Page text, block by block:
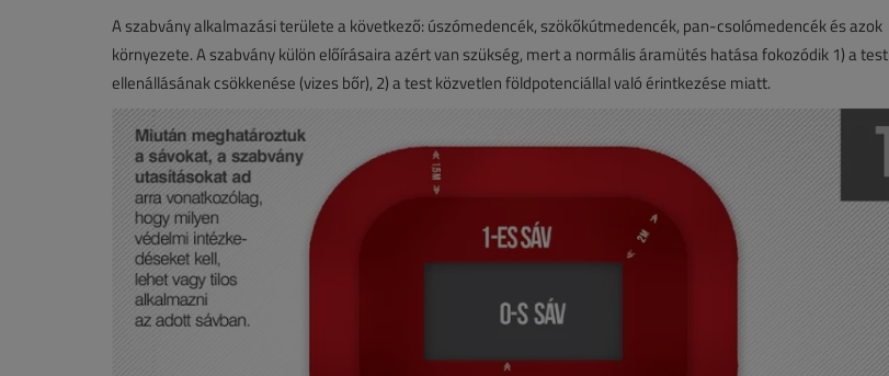
A szabvány alkalmazási területe a következő: úszómedencék, szökőkútmedencék, pan-csolómedencék és azok
környezete. A szabvány külön előírásaira azért van szükség, mert a normális áramütés hatása fokozódik 1) a test
ellenállásának csökkenése (vizes bőr), 2) a test közvetlen földpotenciállal való érintkezése miatt.